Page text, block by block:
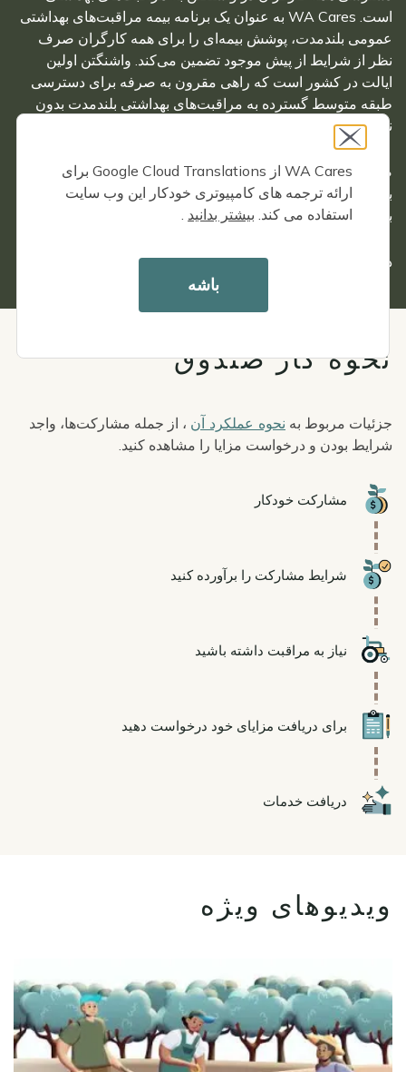
است. WA Cares به عنوان یک برنامه بیمه مراقبت‌های بهداشتی
عمومی بلندمدت، پوشش بیمه‌ای را برای همه کارگران صرف
نظر از شرایط از پیش موجود تضمین می‌کند. واشنگتن اولین
ایالت در کشور است که راهی مقرون به صرفه برای دسترسی
طبقه متوسط گسترده به مراقبت‌های بهداشتی بلندمدت بدون
نیاز به صرف پس‌انداز زندگی خود ایجاد کرده است.
صندوق مراقبت‌های WA توسط وزارت خدمات اجتماعی و
بهداشتی ایالت واشنگتن، با همکاری سازمان مراقبت‌های
بهداشتی ایالت واشنگتن و اداره امنیت اشتغال اداره می‌شود.
درباره تاریخچه و ساختار صندوق WA Cares بیشتر بدانید.
نحوه کار صندوق
جزئیات مربوط به نحوه عملکرد آن ، از جمله مشارکت‌ها، واجد
شرایط بودن و درخواست مزایا را مشاهده کنید.
Icon مشارکت خودکار
Icon شرایط مشارکت را برآورده کنید
Icon نیاز به مراقبت داشته باشید
Icon برای دریافت مزایای خود درخواست دهید
Icon دریافت خدمات
ویدیوهای ویژه
WA Cares از Google Cloud Translations برای
ارائه ترجمه های کامپیوتری خودکار این وب سایت
استفاده می کند. بیشتر بدانید .
باشه